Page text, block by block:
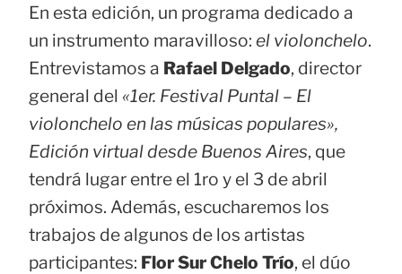
En esta edición, un programa dedicado a
un instrumento maravilloso: el violonchelo.
Entrevistamos a Rafael Delgado, director
general del «1er. Festival Puntal – El
violonchelo en las músicas populares»,
Edición virtual desde Buenos Aires, que
tendrá lugar entre el 1ro y el 3 de abril
próximos. Además, escucharemos los
trabajos de algunos de los artistas
participantes: Flor Sur Chelo Trío, el dúo